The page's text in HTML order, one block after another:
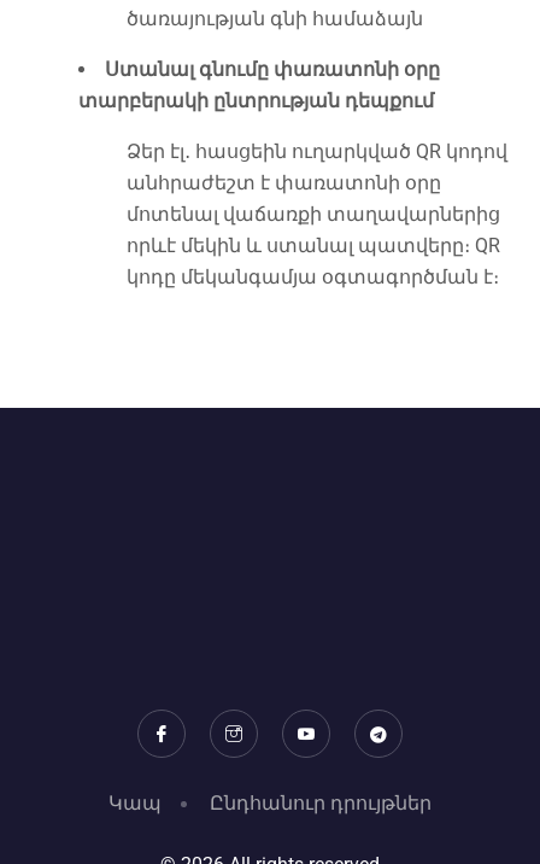
ծառայության գնի համաձայն
Ստանալ գնումը փառատոնի օրը
տարբերակի ընտրության դեպքում
Ձեր էլ․ հասցեին ուղարկված QR կոդով
անհրաժեշտ է փառատոնի օրը
մոտենալ վաճառքի տաղավարներից
որևէ մեկին և ստանալ պատվերը։ QR
կոդը մեկանգամյա օգտագործման է։
Կապ Ընդհանուր դրույթներ